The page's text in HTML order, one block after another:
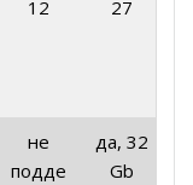
12 27
не
подде
да, 32
Gb